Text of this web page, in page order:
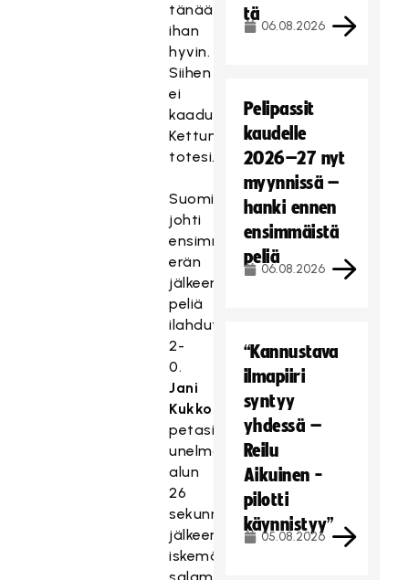
tänään
ihan
hyvin.
Siihen
ei
kaaduttu,
Kettunen
totesi.
Suomi
johti
ensimmäisen
erän
jälkeen
peliä
ilahduttavasti
2-
0.
Jani
Kukkola
petasi
unelma-
alun
26
sekunnin
jälkeen
iskemällään
tä
06.08.2026
Pelipassit
kaudelle
2026–27 nyt
myynnissä –
hanki ennen
ensimmäistä
peliä
06.08.2026
“Kannustava
ilmapiiri
syntyy
yhdessä –
Reilu
Aikuinen -
pilotti
käynnistyy”
05.08.2026